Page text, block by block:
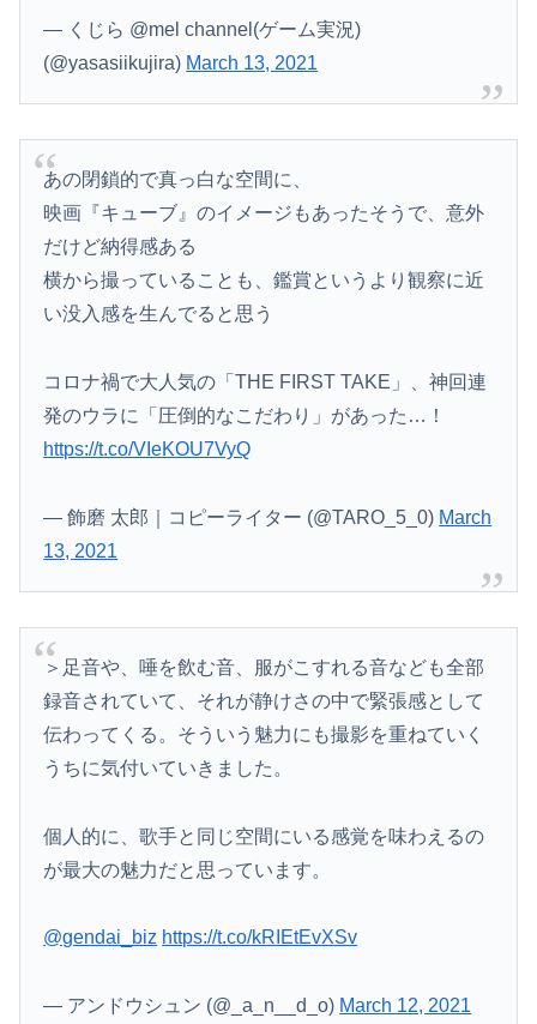
— くじら @mel channel(ゲーム実況)
(@yasasiikujira) March 13, 2021
あの閉鎖的で真っ白な空間に、
映画『キューブ』のイメージもあったそうで、意外
だけど納得感ある
横から撮っていることも、鑑賞というより観察に近
い没入感を生んでると思う
コロナ禍で大人気の「THE FIRST TAKE」、神回連
発のウラに「圧倒的なこだわり」があった…！
https://t.co/VIeKOU7VyQ
— 飾磨 太郎｜コピーライター (@TARO_5_0) March
13, 2021
＞足音や、唾を飲む音、服がこすれる音なども全部
録音されていて、それが静けさの中で緊張感として
伝わってくる。そういう魅力にも撮影を重ねていく
うちに気付いていきました。
個人的に、歌手と同じ空間にいる感覚を味わえるの
が最大の魅力だと思っています。
@gendai_biz https://t.co/kRIEtEvXSv
— アンドウシュン (@_a_n__d_o) March 12, 2021